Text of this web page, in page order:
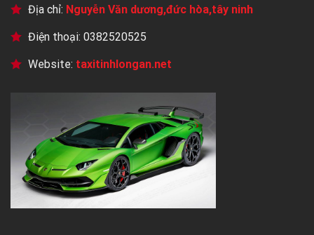
Địa chỉ: Nguyễn Văn dương,đức hòa,tây ninh
Điện thoại: 0382520525
Website: taxitinhlongan.net